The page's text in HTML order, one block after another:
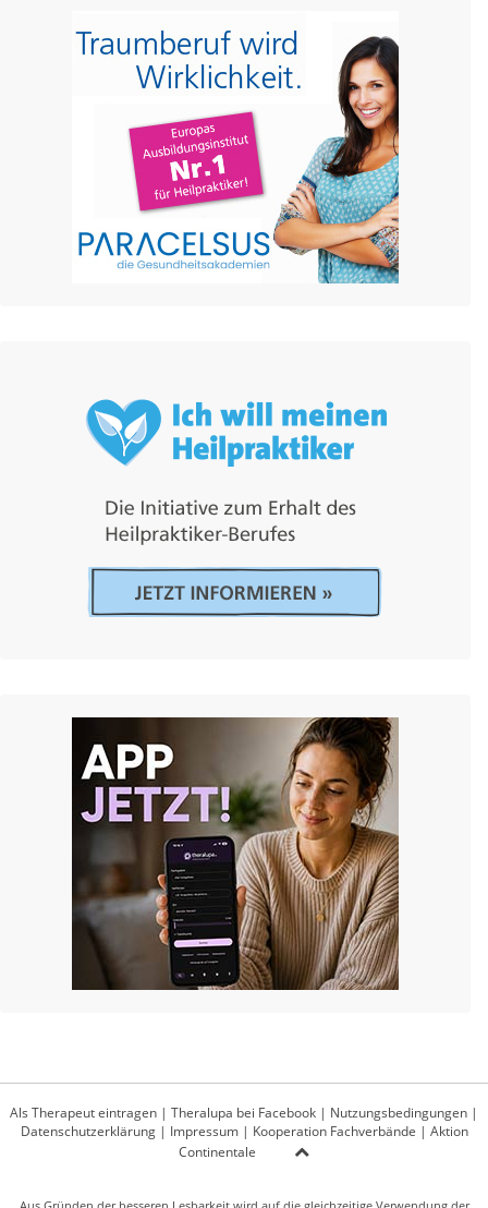
Als Therapeut eintragen | Theralupa bei Facebook | Nutzungsbedingungen |
Datenschutzerklärung| Impressum| Kooperation Fachverbände | Aktion
Continentale